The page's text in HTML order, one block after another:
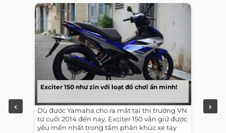
Exciter 150 như zin với loạt đồ chơi ẩn mình!
Dù được Yamaha cho ra mắt tại thị trường VN
từ cuối 2014 đến nay, Exciter 150 vẫn giữ được
yêu mến nhất trong tầm phân khúc xe tay